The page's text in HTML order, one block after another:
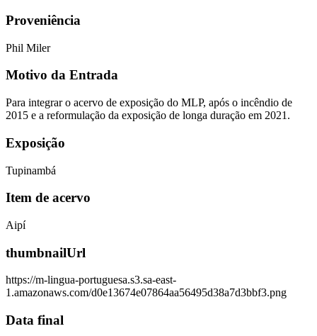
Proveniência
Phil Miler
Motivo da Entrada
Para integrar o acervo de exposição do MLP, após o incêndio de
2015 e a reformulação da exposição de longa duração em 2021.
Exposição
Tupinambá
Item de acervo
Aipí
thumbnailUrl
https://m-lingua-portuguesa.s3.sa-east-
1.amazonaws.com/d0e13674e07864aa56495d38a7d3bbf3.png
Data final